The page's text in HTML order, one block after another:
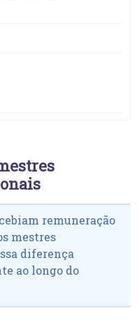
remuneração
mestres
diferença
ao longo do